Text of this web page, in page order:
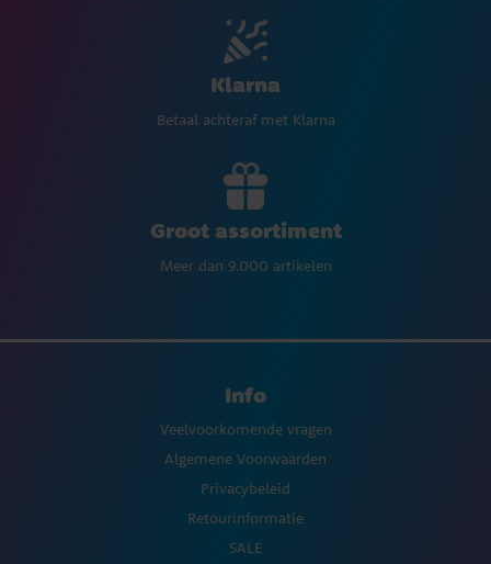
Klarna
Betaal achteraf met Klarna
Groot assortiment
Meer dan 9.000 artikelen
Info
Veelvoorkomende vragen
Algemene Voorwaarden
Privacybeleid
Retourinformatie
SALE